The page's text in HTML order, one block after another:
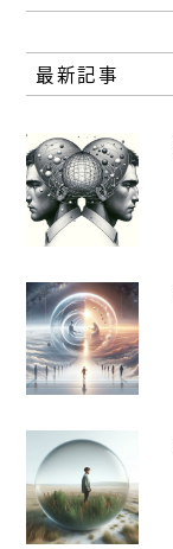
最新記事